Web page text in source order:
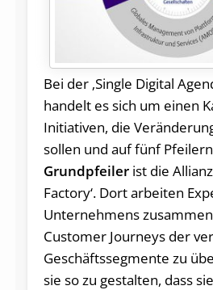
Bei der ‚Single Digital
handelt es sich um einen
Initiativen, die
sollen und auf fünf
Grundpfeilerist die
Factory‘. Dort arbeiten
Unternehmens
Customer Journeys der
Geschäftssegmente zu
sie so zu gestalten, dass